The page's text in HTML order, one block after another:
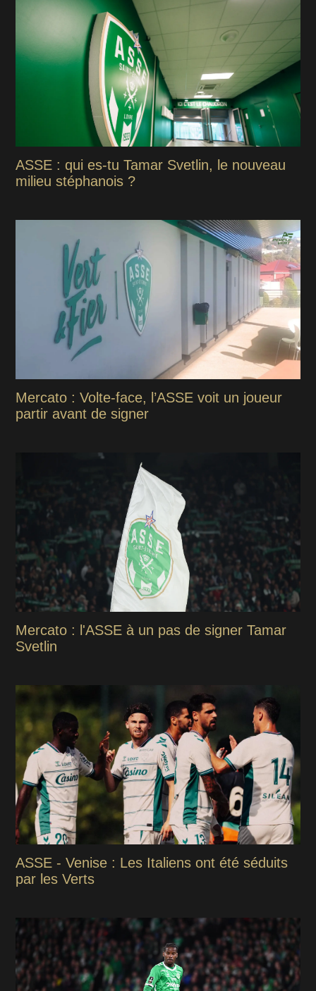
ASSE : qui es-tu Tamar Svetlin, le nouveau
milieu stéphanois ?
Mercato : Volte-face, l’ASSE voit un joueur
partir avant de signer
Mercato : l'ASSE à un pas de signer Tamar
Svetlin
ASSE - Venise : Les Italiens ont été séduits
par les Verts